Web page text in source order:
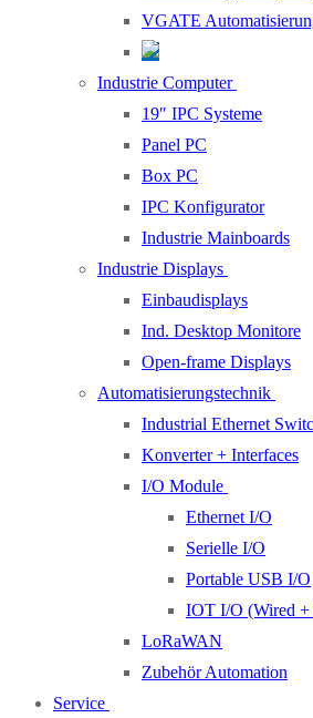
VGATE
Industrie Computer
19″ IPC Systeme
Panel PC
Box PC
IPC Konfigurator
Industrie Mainboards
Industrie Displays
Einbaudisplays
Ind. Desktop Monitore
Open-frame Displays
Automatisierungstechnik
Industrial Ethernet
Konverter + Interfaces
I/O Module
Ethernet I/O
Serielle I/O
Portable USB I/O
IOT I/O (Wired +
LoRaWAN
Zubehör Automation
Service